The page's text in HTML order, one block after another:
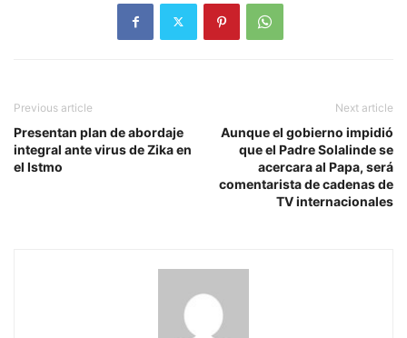
Previous article
Presentan plan de abordaje
integral ante virus de Zika en
el Istmo
Next article
Aunque el gobierno impidió
que el Padre Solalinde se
acercara al Papa, será
comentarista de cadenas de
TV internacionales